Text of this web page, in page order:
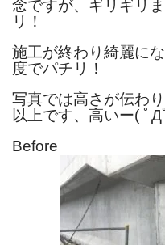
念ですが、ギリギリ
リ！
施工が終わり綺麗に
度でパチリ！
写真では高さが伝わ
以上です、高いー( ﾟД
Before